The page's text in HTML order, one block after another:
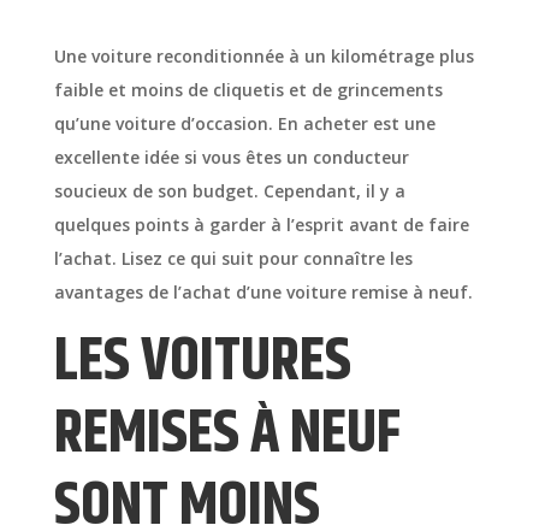
Une voiture reconditionnée à un kilométrage plus
faible et moins de cliquetis et de grincements
qu’une voiture d’occasion. En acheter est une
excellente idée si vous êtes un conducteur
soucieux de son budget. Cependant, il y a
quelques points à garder à l’esprit avant de faire
l’achat. Lisez ce qui suit pour connaître les
avantages de l’achat d’une voiture remise à neuf.
LES VOITURES
REMISES À NEUF
SONT MOINS